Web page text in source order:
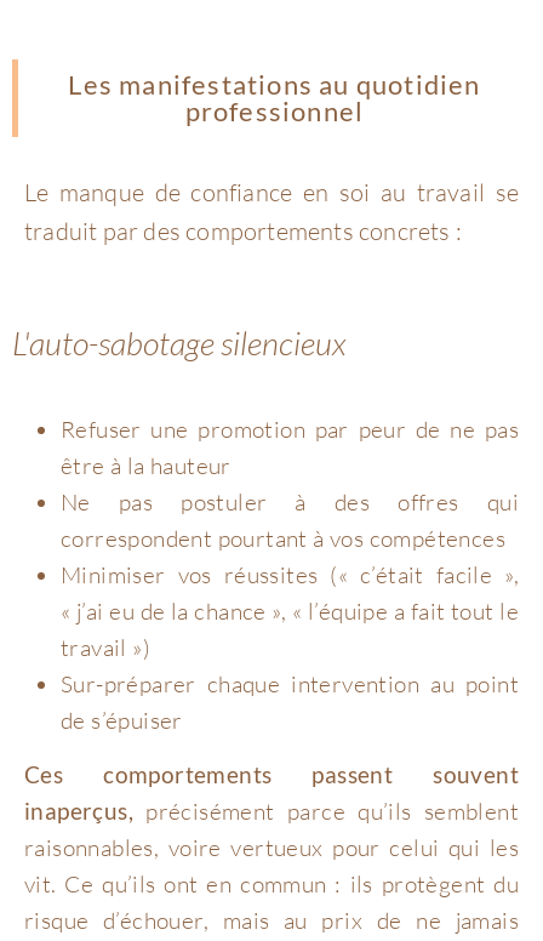
Les manifestations au quotidien
professionnel
Le manque de confiance en soi au travail se
traduit par des comportements concrets :
L'auto-sabotage silencieux
Refuser une promotion par peur de ne pas
être à la hauteur
Ne pas postuler à des offres qui
correspondent pourtant à vos compétences
Minimiser vos réussites (« c’était facile »,
« j’ai eu de la chance », « l’équipe a fait tout le
travail »)
Sur-préparer chaque intervention au point
de s’épuiser
Ces comportements passent souvent
inaperçus, précisément parce qu’ils semblent
raisonnables, voire vertueux pour celui qui les
vit. Ce qu’ils ont en commun : ils protègent du
risque d’échouer, mais au prix de ne jamais